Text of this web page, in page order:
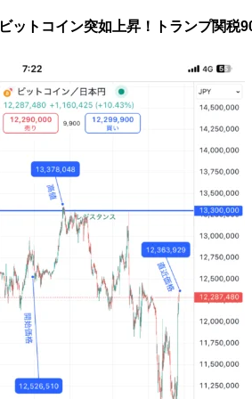
ビットコイン突如上昇！トランプ関税